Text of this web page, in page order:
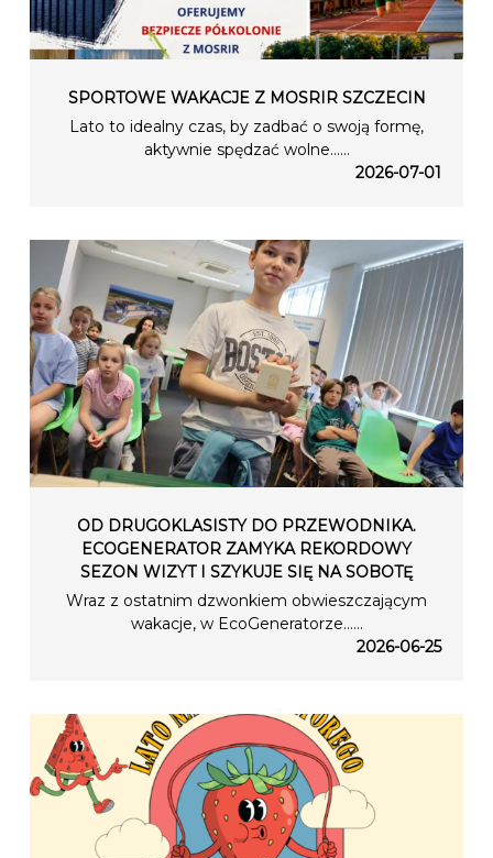
SPORTOWE WAKACJE Z MOSRIR SZCZECIN
Lato to idealny czas, by zadbać o swoją formę,
aktywnie spędzać wolne…...
2026-07-01
OD DRUGOKLASISTY DO PRZEWODNIKA.
ECOGENERATOR ZAMYKA REKORDOWY
SEZON WIZYT I SZYKUJE SIĘ NA SOBOTĘ
Wraz z ostatnim dzwonkiem obwieszczającym
wakacje, w EcoGeneratorze…...
2026-06-25